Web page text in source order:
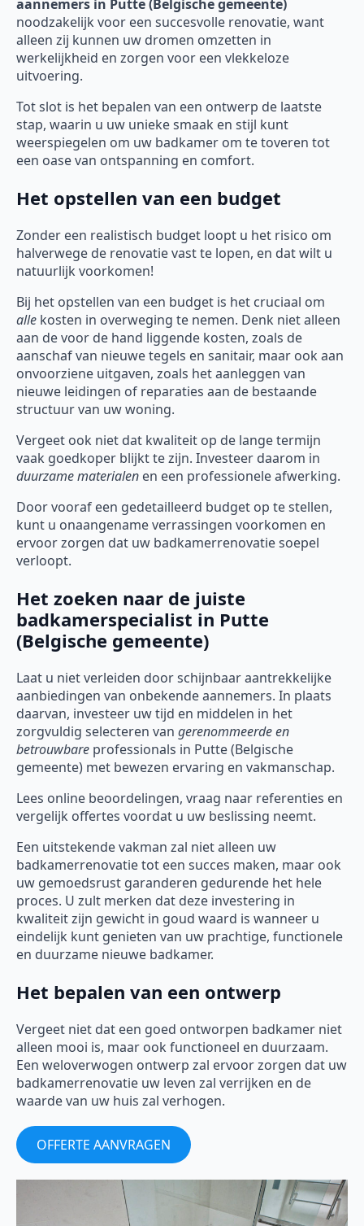
aannemers in Putte (Belgische gemeente)
noodzakelijk voor een succesvolle renovatie, want
alleen zij kunnen uw dromen omzetten in
werkelijkheid en zorgen voor een vlekkeloze
uitvoering.
Tot slot is het bepalen van een ontwerp de laatste
stap, waarin u uw unieke smaak en stijl kunt
weerspiegelen om uw badkamer om te toveren tot
een oase van ontspanning en comfort.
Het opstellen van een budget
Zonder een realistisch budget loopt u het risico om
halverwege de renovatie vast te lopen, en dat wilt u
natuurlijk voorkomen!
Bij het opstellen van een budget is het cruciaal om
alle kosten in overweging te nemen. Denk niet alleen
aan de voor de hand liggende kosten, zoals de
aanschaf van nieuwe tegels en sanitair, maar ook aan
onvoorziene uitgaven, zoals het aanleggen van
nieuwe leidingen of reparaties aan de bestaande
structuur van uw woning.
Vergeet ook niet dat kwaliteit op de lange termijn
vaak goedkoper blijkt te zijn. Investeer daarom in
duurzame materialen en een professionele afwerking.
Door vooraf een gedetailleerd budget op te stellen,
kunt u onaangename verrassingen voorkomen en
ervoor zorgen dat uw badkamerrenovatie soepel
verloopt.
Het zoeken naar de juiste
badkamerspecialist in Putte
(Belgische gemeente)
Laat u niet verleiden door schijnbaar aantrekkelijke
aanbiedingen van onbekende aannemers. In plaats
daarvan, investeer uw tijd en middelen in het
zorgvuldig selecteren van gerenommeerde en
betrouwbare professionals in Putte (Belgische
gemeente) met bewezen ervaring en vakmanschap.
Lees online beoordelingen, vraag naar referenties en
vergelijk offertes voordat u uw beslissing neemt.
Een uitstekende vakman zal niet alleen uw
badkamerrenovatie tot een succes maken, maar ook
uw gemoedsrust garanderen gedurende het hele
proces. U zult merken dat deze investering in
kwaliteit zijn gewicht in goud waard is wanneer u
eindelijk kunt genieten van uw prachtige, functionele
en duurzame nieuwe badkamer.
Het bepalen van een ontwerp
Vergeet niet dat een goed ontworpen badkamer niet
alleen mooi is, maar ook functioneel en duurzaam.
Een weloverwogen ontwerp zal ervoor zorgen dat uw
badkamerrenovatie uw leven zal verrijken en de
waarde van uw huis zal verhogen.
OFFERTE AANVRAGEN